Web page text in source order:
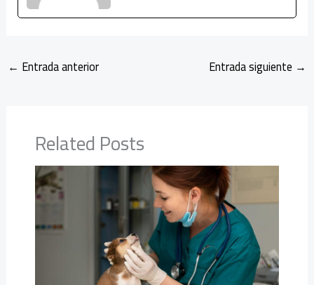
← Entrada anterior Entrada siguiente →
Related Posts